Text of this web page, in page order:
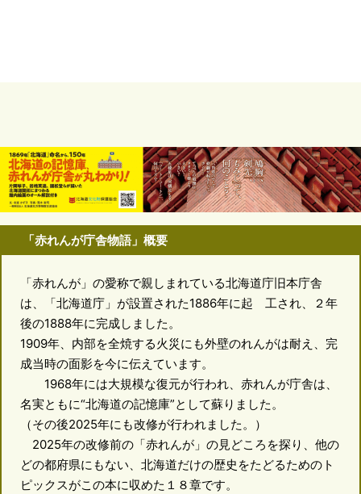
「赤れんが庁舎物語」概要
「赤れんが」の愛称で親しまれている北海道庁旧本庁舎
は、「北海道庁」が設置された1886年に起 工され、２年
後の1888年に完成しました。
1909年、内部を全焼する火災にも外壁のれんがは耐え、完
成当時の面影を今に伝えています。
1968年には大規模な復元が行われ、赤れんが庁舎は、
名実ともに“北海道の記憶庫”として蘇りました。
（その後2025年にも改修が行われました。）
2025年の改修前の「赤れんが」の見どころを探り、他の
どの都府県にもない、北海道だけの歴史をたどるためのト
ピックスがこの本に収めた１８章です。